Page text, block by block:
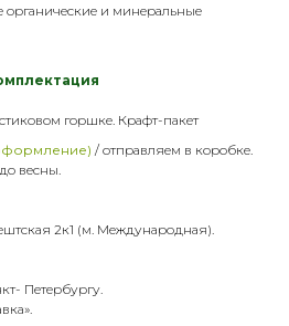
и минеральные
овом горшке. Крафт-пакет
/ отправляем в коробке.
весны.
2к1 (м. Международная).
Петербургу.
».